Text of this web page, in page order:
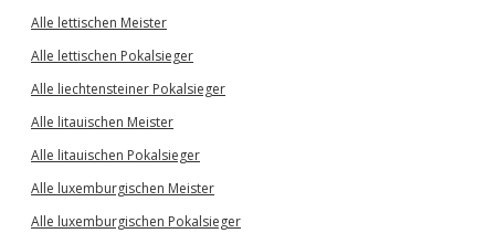
Alle lettischen Meister
Alle lettischen Pokalsieger
Alle liechtensteiner Pokalsieger
Alle litauischen Meister
Alle litauischen Pokalsieger
Alle luxemburgischen Meister
Alle luxemburgischen Pokalsieger